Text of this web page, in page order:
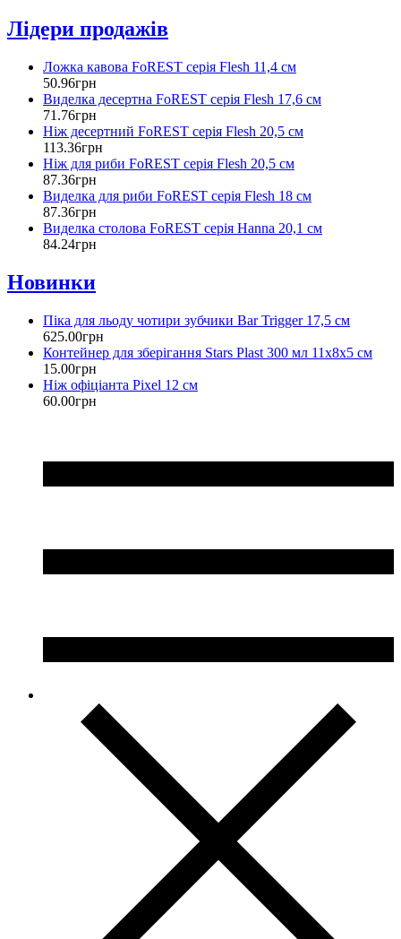
Лідери продажів
Ложка кавова FoREST серія Flesh 11,4 см
50.96грн
Виделка десертна FoREST серія Flesh 17,6 см
71 .76грн
Ніж десертний FoREST серія Flesh 20,5 см
113.36грн
Ніж для риби FoREST серія Flesh 20,5 см
87.36грн
Виделка для риби FoREST серія Flesh 18 см
87.36грн
Виделка столова FoREST серія Hanna 20,1 см
84.24грн
Новинки
Піка для льоду чотири зубчики Bar Trigger 17,5 см
625.00грн
Контейнер для зберігання Stars Plast 300 мл 11х8х5 см
15.00грн
Ніж офіціанта Pixel 12 см
60.00грн